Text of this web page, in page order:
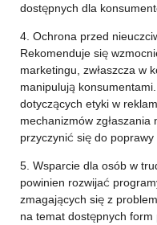
dostępnych dla
4. Ochrona przed
Rekomenduje się
marketingu, zwłaszcza w
manipulują
dotyczących etyki w
mechanizmów
przyczynić się do
5. Wsparcie dla osób w
powinien rozwijać
zmagających się z
na temat dostępnych